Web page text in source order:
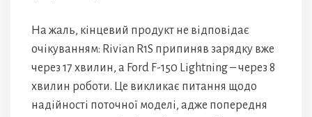
На жаль, кінцевий продукт не відповідає
очікуванням: Rivian R1S припиняв зарядку вже
через 17 хвилин, а Ford F-150 Lightning – через 8
хвилин роботи. Це викликає питання щодо
надійності поточної моделі, адже попередня